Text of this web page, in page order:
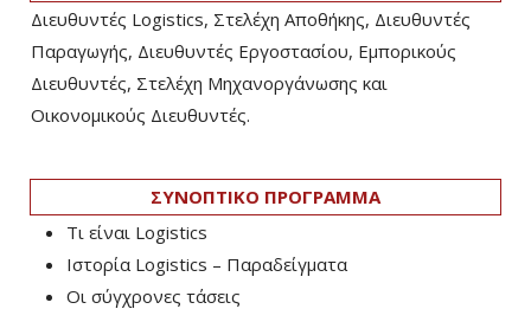
Διευθυντές Logistics, Στελέχη Αποθήκης, Διευθυντές
Παραγωγής, Διευθυντές Εργοστασίου, Εμπορικούς
Διευθυντές, Στελέχη Μηχανοργάνωσης και
Οικονομικούς Διευθυντές.
ΣΥΝΟΠΤΙΚΟ ΠΡΟΓΡΑΜΜΑ
Τι είναι Logistics
Ιστορία Logistics – Παραδείγματα
Οι σύγχρονες τάσεις